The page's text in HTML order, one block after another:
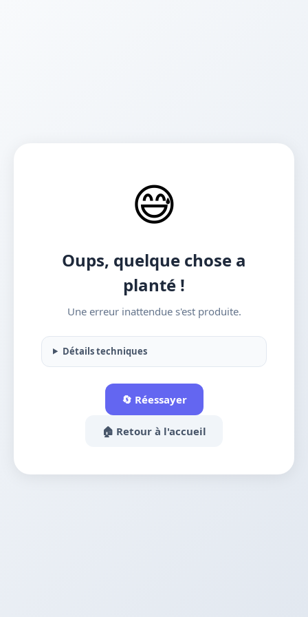
😅
Oups, quelque chose a
planté !
Une erreur inattendue s'est produite.
Détails techniques
🔄 Réessayer
🏠 Retour à l'accueil